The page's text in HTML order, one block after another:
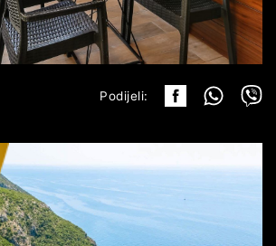
DETALJI
Podijeli: